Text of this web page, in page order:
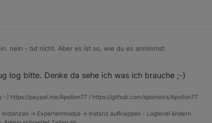
nein - tut nicht. Aber es ist so, wie du es annimmst.
ist:Ich kann am iobroker den Status zum senden beoachten, wie die
Register grün gesendet werden und dann nach ca 2 Sekunden
log bitte. Denke da sehe ich was ich brauche ;-)
) https://paypal.me/Apollon77 / https://github.com/sponsors/Apollon77
-> Expertenmodus -> Instanz aufklappen - Loglevel ändern